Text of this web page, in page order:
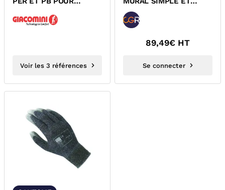
THERMOSTATISABLE
SERIE...
Voir les 3 références
DOUBLE EN METAL
CHROME
89,49€ HT
Se connecter